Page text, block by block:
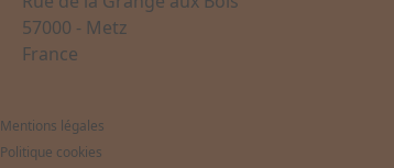
57000 - Metz
France
Mentions légales
Politique cookies